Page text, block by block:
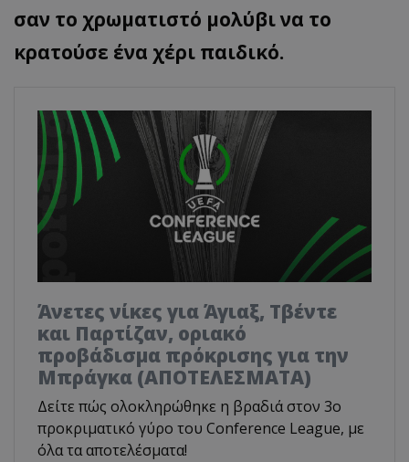
σαν το χρωματιστό μολύβι να το
κρατούσε ένα χέρι παιδικό.
Άνετες νίκες για Άγιαξ, Τβέντε
και Παρτίζαν, οριακό
προβάδισμα πρόκρισης για την
Μπράγκα (ΑΠΟΤΕΛΕΣΜΑΤΑ)
Δείτε πώς ολοκληρώθηκε η βραδιά στον 3ο
προκριματικό γύρο του Conference League, με
όλα τα αποτελέσματα!